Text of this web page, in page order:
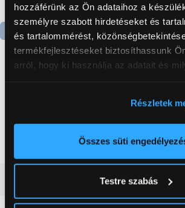
hozzáférünk az Ön adataihoz a
személyre szabott hirdetéseket és
és tartalommérést,
termékfejlesztéseket biztosíthassunk
arról, hogy ki használja az adatait és
elhelyezkedéséről pár méteres
Az Ön készülékén
módjairól és adja meg preferenciáit a
pontban. Bármikor módosíthatja vagy
Részletek
Összes süti
Testre szabás
Termék adatlap
(0)